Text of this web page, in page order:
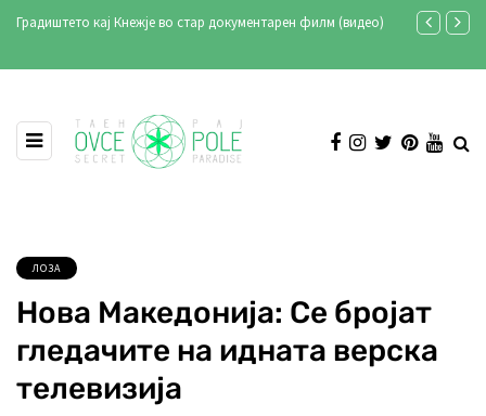
Продукција Аристон ексклузивно на Телевизија Сонце
ЛОЗА
Нова Македонија: Се бројат
гледачите на идната верска
телевизија